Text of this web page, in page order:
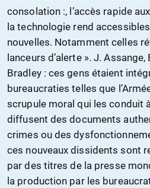
consolation :, l’accès rapide
la technologie rend
nouvelles. Notamment celles
lanceurs d’alerte ». J.
Bradley : ces gens étaient
bureaucraties telles que
scrupule moral qui les conduit
diffusent des documents
crimes ou des
ces nouveaux dissidents sont
par des titres de la presse
la production par les